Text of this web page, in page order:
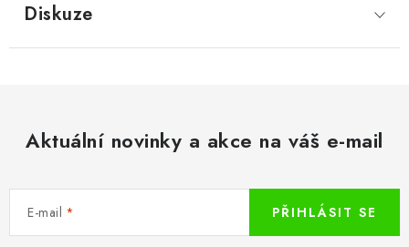
Diskuze
Aktuální novinky a akce na váš e-mail
E-mail PŘIHLÁSIT SE